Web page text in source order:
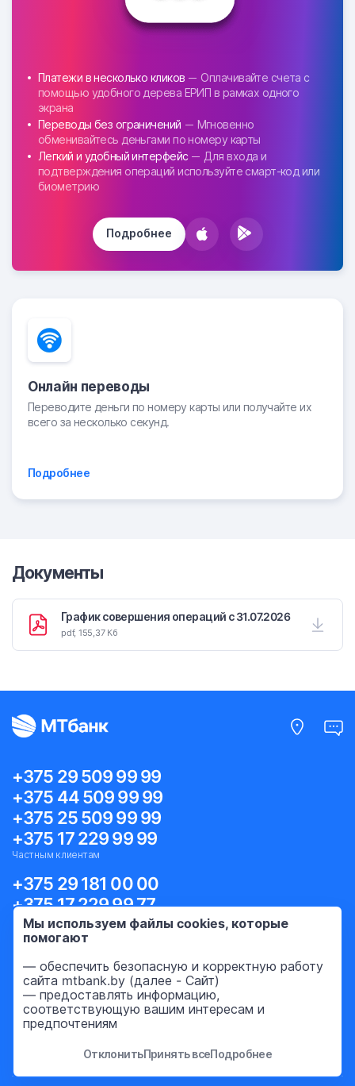
Платежи в несколько кликов
Оплачивайте счета с
помощью удобного дерева ЕРИП в рамках одного
экрана
Переводы без ограничений
Мгновенно
обменивайтесь деньгами по номеру карты
Легкий и удобный интерфейс
Для входа и
подтверждения операций используйте смарт-код или
биометрию
Подробнее
Онлайн переводы
Переводите деньги по номеру карты или получайте их
всего за несколько секунд.
Подробнее
Документы
График совершения операций с 31.07.2026
pdf, 155,37 Кб
+375 29 509 99 99
+375 44 509 99 99
+375 25 509 99 99
+375 17 229 99 99
Частным клиентам
+375 29 181 00 00
+375 17 229 99 77
Корпоративным клиентам
Для жизни
Бизнесу
Международному бизнесу
Мы используем файлы cookies, которые
помогают
— обеспечить безопасную и корректную работу
сайта mtbank.by (далее - Сайт)
— предоставлять информацию,
соответствующую вашим интересам и
предпочтениям
ОтклонитьПринять всеПодробнее